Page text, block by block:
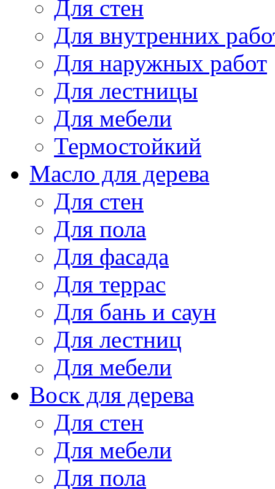
Для стен
Для внутренних
Для наружных работ
Для лестницы
Для мебели
Термостойкий
Масло для дерева
Для стен
Для пола
Для фасада
Для террас
Для бань и саун
Для лестниц
Для мебели
Воск для дерева
Для стен
Для мебели
Для пола